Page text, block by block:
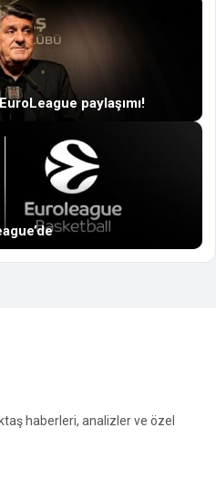
paylaşımı!
haberleri, analizler ve özel